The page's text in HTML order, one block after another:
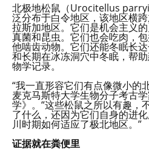
北极地松鼠（Urocitellus
泛分布于白令地区，该地区横
拉斯加地区。它们是机会主义
真菌和昆虫。它们也会吃肉，
他啮齿动物。它们还能冬眠长
和长期在冰冻洞穴中冬眠，帮
物学记录。
“我一直形容它们有点像微小的
麦克马斯特大学生物分子考古
学》。“这些松鼠之所以有趣，
了什么，还因为它们自身的进
川时期如何适应了极北地区。”
证据就在粪便里